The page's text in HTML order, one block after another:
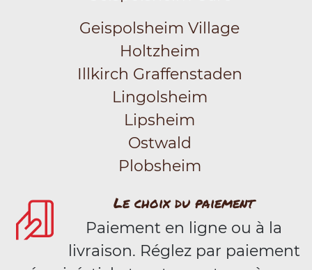
Geispolsheim Village
Holtzheim
Illkirch Graffenstaden
Lingolsheim
Lipsheim
Ostwald
Plobsheim
Le choix du paiement
Paiement en ligne ou à la
livraison. Réglez par paiement